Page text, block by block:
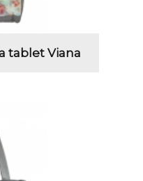
tablet Viana